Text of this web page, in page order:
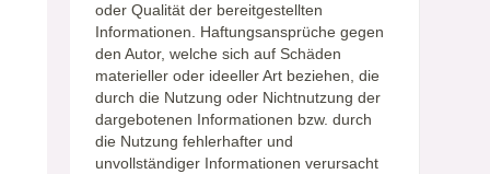
oder Qualität der bereitgestellten
Informationen. Haftungsansprüche gegen
den Autor, welche sich auf Schäden
materieller oder ideeller Art beziehen, die
durch die Nutzung oder Nichtnutzung der
dargebotenen Informationen bzw. durch
die Nutzung fehlerhafter und
unvollständiger Informationen verursacht